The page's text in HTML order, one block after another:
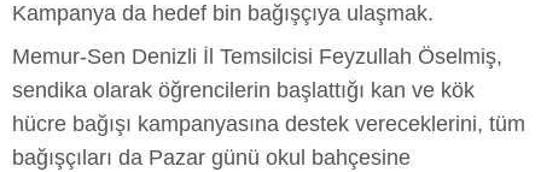
Kampanya da hedef bin bağışçıya ulaşmak.
Memur-Sen Denizli İl Temsilcisi Feyzullah Öselmiş,
sendika olarak öğrencilerin başlattığı kan ve kök
hücre bağışı kampanyasına destek vereceklerini, tüm
bağışçıları da Pazar günü okul bahçesine